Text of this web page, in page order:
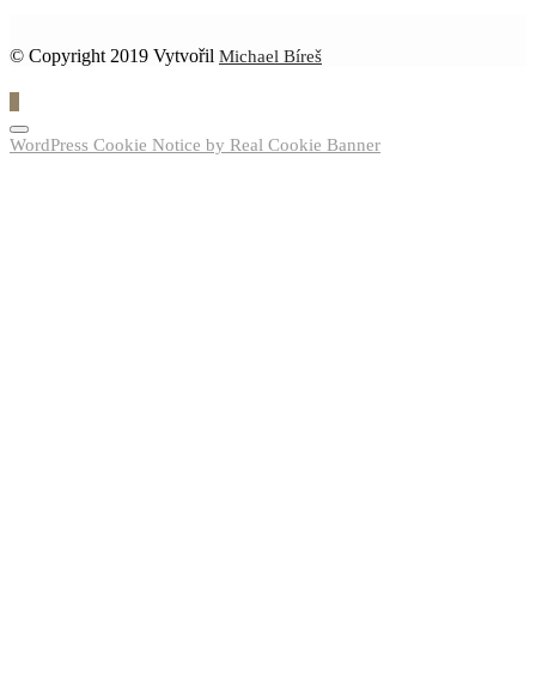
© Copyright 2019 Vytvořil Michael Bíreš
WordPress Cookie Notice by Real Cookie Banner